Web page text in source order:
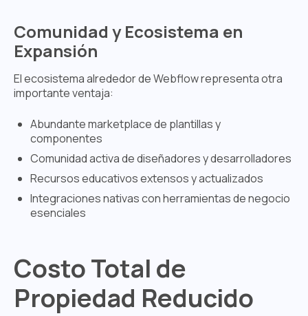
Comunidad y Ecosistema en
Expansión
El ecosistema alrededor de Webflow representa otra
importante ventaja:
Abundante marketplace de plantillas y
componentes
Comunidad activa de diseñadores y desarrolladores
Recursos educativos extensos y actualizados
Integraciones nativas con herramientas de negocio
esenciales
Costo Total de
Propiedad Reducido